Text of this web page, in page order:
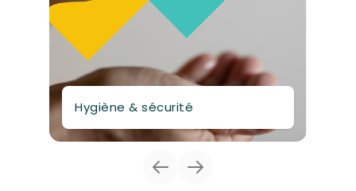
Hygiène & sécurité
https://www.medical-biosample.fr/